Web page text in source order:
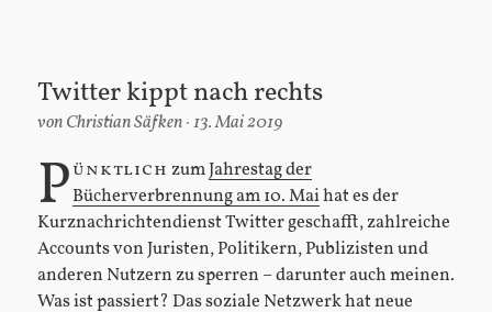
Twitter kippt nach rechts
vonChristian Säfken 13. Mai 2019
Pünktlich zumJahrestag der
Bücherverbrennung am 10. Maihat es der
Kurznachrichtendienst Twitter geschafft, zahlreiche
Accounts von Juristen, Politikern, Publizisten und
anderen Nutzern zu sperren – darunter auch meinen.
Was ist passiert? Das soziale Netzwerk hat neue